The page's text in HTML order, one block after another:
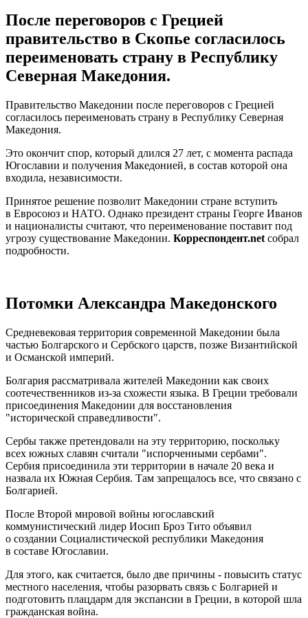
После переговоров с Грецией
правительство в Скопье согласилось
переименовать страну в Республику
Северная Македония.
Правительство Македонии после переговоров с Грецией
согласилось переименовать страну в Республику Северная
Македония.
Это окончит спор, который длился 27 лет, с момента распада
Югославии и получения Македонией, в состав которой она
входила, независимости.
Принятое решение позволит Македонии стране вступить
в Евросоюз и НАТО. Однако президент страны Георге Иванов
и националисты считают, что переименование поставит под
угрозу существование Македонии. Корреспондент.net собрал
подробности.
Потомки Александра Македонского
Средневековая территория современной Македонии была
частью Болгарского и Сербского царств, позже Византийской
и Османской империй.
Болгария рассматривала жителей Македонии как своих
соотечественников из-за схожести языка. В Греции требовали
присоединения Македонии для восстановления
"исторической справедливости".
Сербы также претендовали на эту территорию, поскольку
всех южных славян считали "испорченными сербами".
Сербия присоединила эти территории в начале 20 века и
назвала их Южная Сербия. Там запрещалось все, что связано с
Болгарией.
После Второй мировой войны югославский
коммунистический лидер Иосип Броз Тито объявил
о создании Социалистической республики Македония
в составе Югославии.
Для этого, как считается, было две причины - повысить статус
местного населения, чтобы разорвать связь с Болгарией и
подготовить плацдарм для экспансии в Греции, в которой шла
гражданская война.